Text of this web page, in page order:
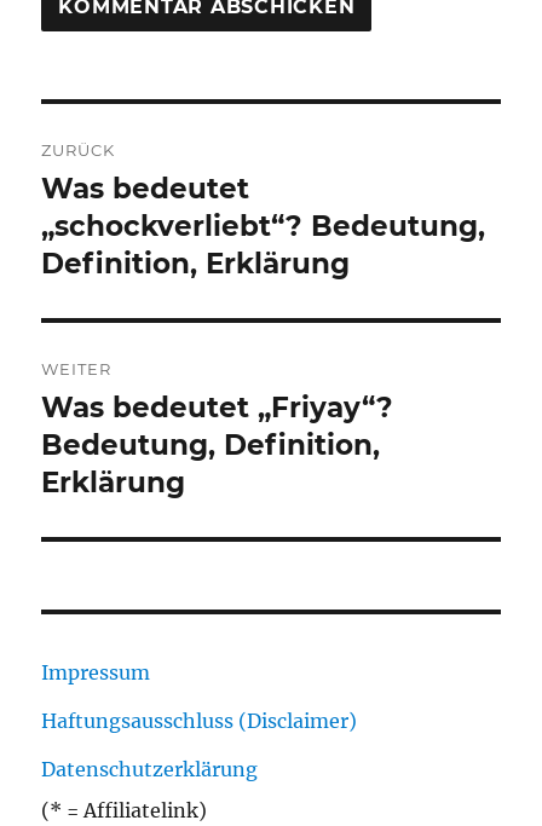
ZURÜCK
Vorheriger
Beitrag:
Was bedeutet
„schockverliebt“? Bedeutung,
Definition, Erklärung
WEITER
Nächster
Beitrag:
Was bedeutet „Friyay“?
Bedeutung, Definition,
Erklärung
Impressum
Haftungsausschluss (Disclaimer)
Datenschutzerklärung
(* = Affiliatelink)